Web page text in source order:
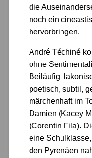
die
noch ein
hervorbringen.
André Téchiné
ohne
Beiläufig,
poetisch, subtil,
märchenhaft im
Damien (Kacey
(Corentin Fila).
eine
den Pyrenäen